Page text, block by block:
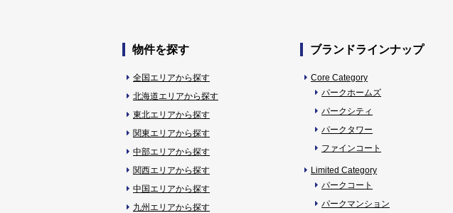
物件を探す
全国エリアから探す
北海道エリアから探す
東北エリアから探す
関東エリアから探す
中部エリアから探す
関西エリアから探す
中国エリアから探す
九州エリアから探す
ブランドラインナップ
Core Category
パークホームズ
パークシティ
パークタワー
ファインコート
Limited Category
パークコート
パークマンション